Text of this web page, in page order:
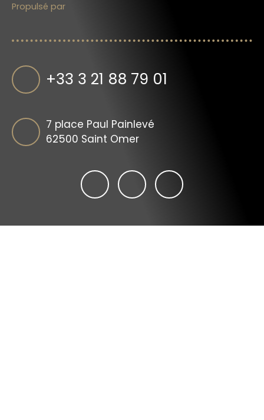
Propulsé par
+33 3 21 88 79 01
7 place Paul Painlevé
62500 Saint Omer